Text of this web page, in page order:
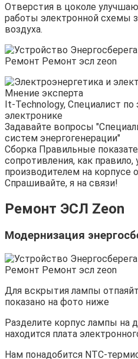
Отверстия в цоколе
работы электронной схемы
воздуха.
Мнение эксперта
It-Technology, Cпециалист по
электронике
Задавайте вопросы
систем энергогенерации"
Сборка Правильные
сопротивления, как
производителем на корпусе
Спрашивайте, я на связи!
Ремонт ЭСЛ Zeon
Модернизация
Для вскрытия лампы
показано на фото ниже
Разделите корпус лампы на
находится плата
Нам понадобится NTC-